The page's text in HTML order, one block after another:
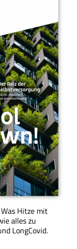
Hitze mit
alles zu
LongCovid.